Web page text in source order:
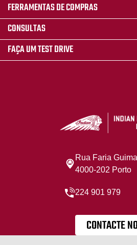
FERRAMENTAS DE COMPRAS
CONSULTAS
FAÇA UM TEST DRIVE
Rua Faria
4000-202 Porto
224 901 979
CONTACTE